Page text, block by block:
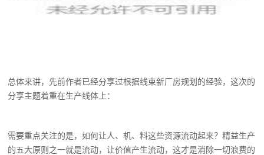
总体来讲，先前作者已经分享过根据线束新厂房规划的经验，这次的
分享主题着重在生产线体上：
需要重点关注的是，如何让人、机、料这些资源流动起来？精益生产
的五大原则之一就是流动，让价值产生流动，这才是消除一切浪费的